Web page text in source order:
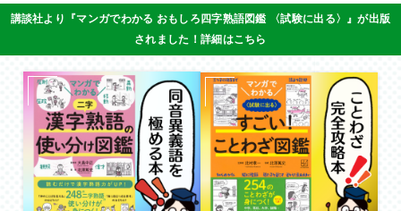
講談社より『マンガでわかる おもしろ四字熟語図鑑 〈試験に出る〉』が出版
されました！詳細はこちら